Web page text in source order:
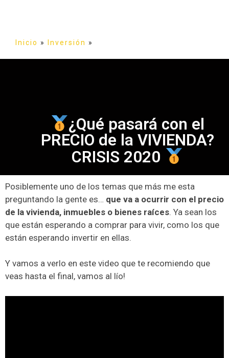
Inicio » Inversión »
¿Qué pasará con el
PRECIO de la VIVIENDA?
CRISIS 2020
Posiblemente uno de los temas que más me esta
preguntando la gente es… que va a ocurrir con el precio
de la vivienda, inmuebles o bienes raíces. Ya sean los
que están esperando a comprar para vivir, como los que
están esperando invertir en ellas.
Y vamos a verlo en este video que te recomiendo que
veas hasta el final, vamos al lío!